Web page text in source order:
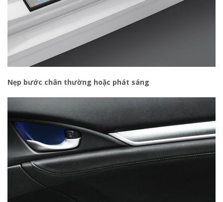
Nẹp bước chân thường hoặc phát sáng